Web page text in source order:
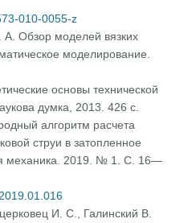
010-0055-z
А. Обзор моделей вязких
моделирование.
основы технической
думка, 2013. 426 c.
алгоритм расчета
струи в затопленное
механика. 2019. № 1. С. 16—
И. С., Галинский В.